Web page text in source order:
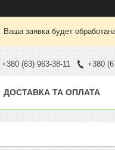
заявка будет
+380 (63) 963-38-11 +380
ДОСТАВКА ТА ОПЛАТА